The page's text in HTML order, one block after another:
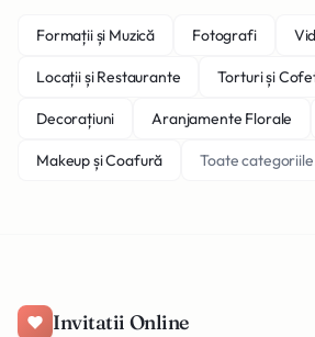
Formații și Muzică Fotografi
Locații și Restaurante Torturi și
Decorațiuni Aranjamente Florale
Makeup și Coafură Toate
Invitatii Online